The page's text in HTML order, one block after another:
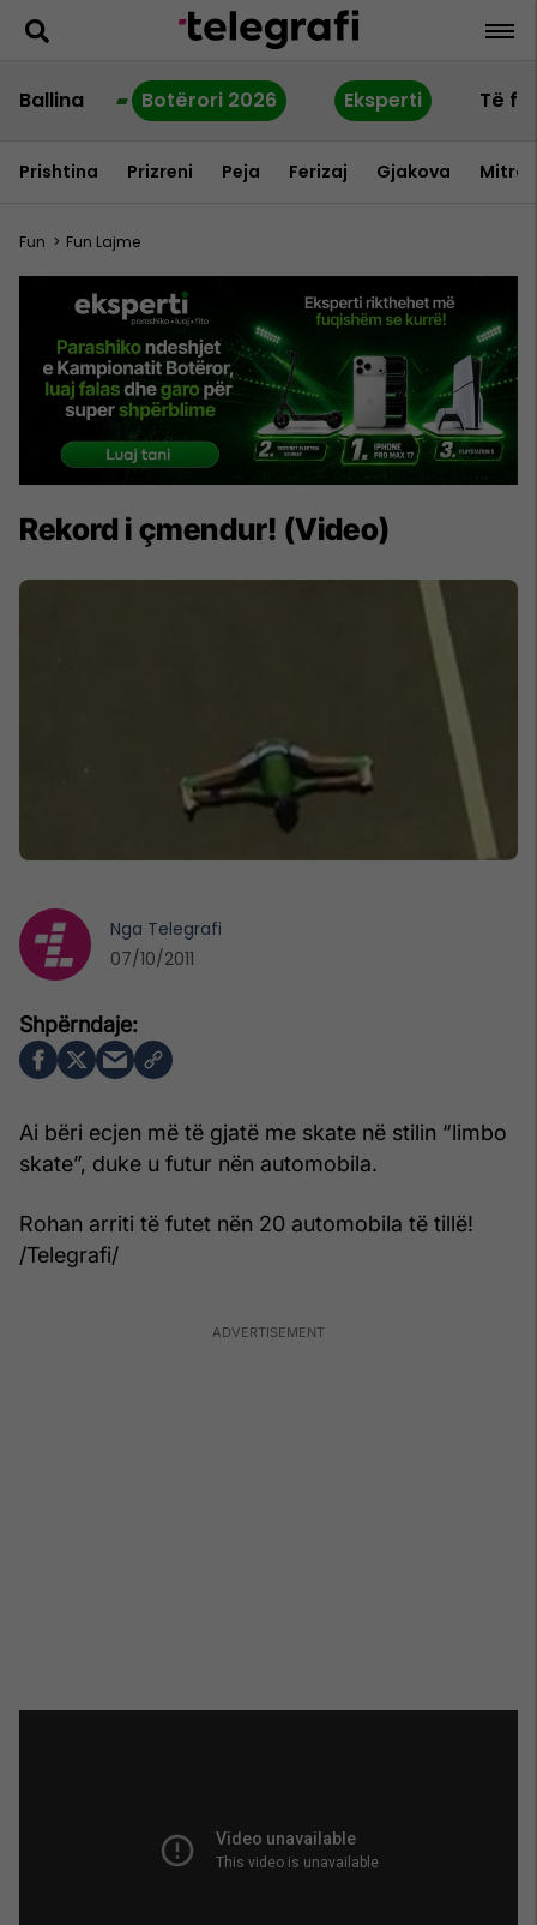
Ballina Botërori 2026 Eksperti Të
Prishtina Prizreni Peja Ferizaj Gjakova
Fun > Fun Lajme
Rekord i çmendur! (Video)
Ai bëri ecjen më të gjatë me skate në stilin “limbo
skate”, duke u futur nën automobila.
Rohan arriti të futet nën 20 automobila të tillë!
/Telegrafi/
Nga Telegrafi
07/10/2011